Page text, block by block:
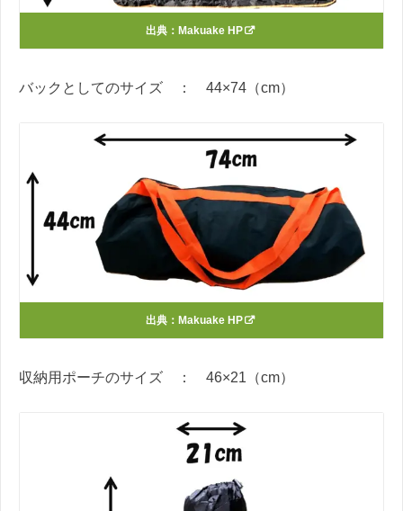
出典： Makuake HP
バックとしてのサイズ ： 44×74（cm）
出典： Makuake HP
収納用ポーチのサイズ ： 46×21（cm）